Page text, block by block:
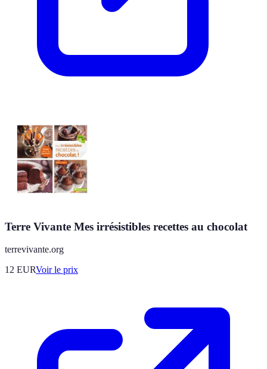
Terre Vivante Mes irrésistibles recettes au chocolat
terrevivante.org
12 EURVoir le prix